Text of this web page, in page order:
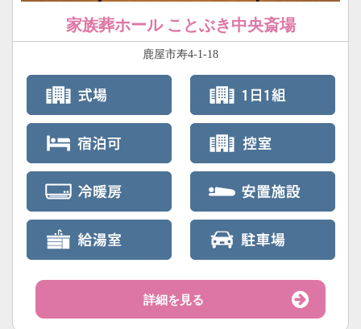
家族葬ホール ことぶき中央斎場
鹿屋市寿4-1-18
詳細を見る